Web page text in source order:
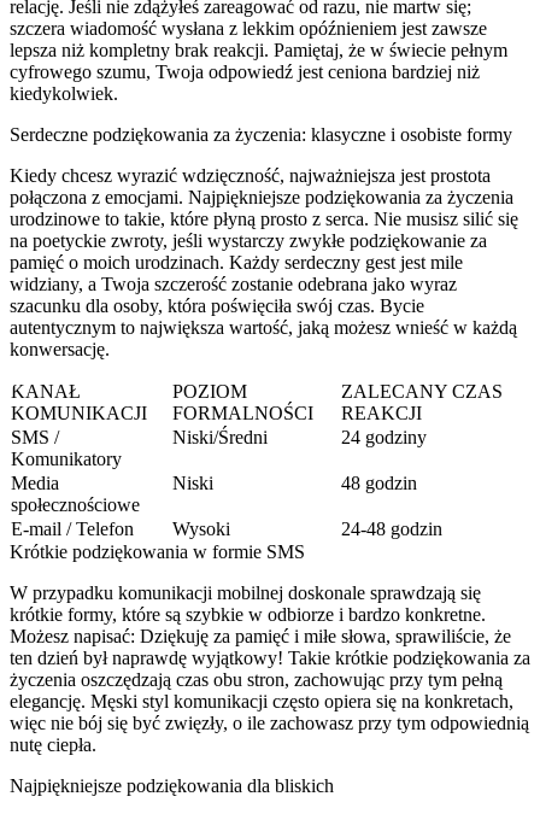
relację. Jeśli nie zdążyłeś zareagować od razu, nie martw się;
szczera wiadomość wysłana z lekkim opóźnieniem jest zawsze
lepsza niż kompletny brak reakcji. Pamiętaj, że w świecie pełnym
cyfrowego szumu, Twoja odpowiedź jest ceniona bardziej niż
kiedykolwiek.
Serdeczne podziękowania za życzenia: klasyczne i osobiste formy
Kiedy chcesz wyrazić wdzięczność, najważniejsza jest prostota
połączona z emocjami. Najpiękniejsze podziękowania za życzenia
urodzinowe to takie, które płyną prosto z serca. Nie musisz silić się
na poetyckie zwroty, jeśli wystarczy zwykłe podziękowanie za
pamięć o moich urodzinach. Każdy serdeczny gest jest mile
widziany, a Twoja szczerość zostanie odebrana jako wyraz
szacunku dla osoby, która poświęciła swój czas. Bycie
autentycznym to największa wartość, jaką możesz wnieść w każdą
konwersację.
KANAŁ
KOMUNIKACJI
POZIOM
FORMALNOŚCI
ZALECANY CZAS
REAKCJI
SMS /
Komunikatory
Niski/Średni 24 godziny
Media
społecznościowe
Niski 48 godzin
E-mail / Telefon Wysoki
24-48 godzin
Krótkie podziękowania w formie SMS
W przypadku komunikacji mobilnej doskonale sprawdzają się
krótkie formy, które są szybkie w odbiorze i bardzo konkretne.
Możesz napisać: Dziękuję za pamięć i miłe słowa, sprawiliście, że
ten dzień był naprawdę wyjątkowy! Takie krótkie podziękowania za
życzenia oszczędzają czas obu stron, zachowując przy tym pełną
elegancję. Męski styl komunikacji często opiera się na konkretach,
więc nie bój się być zwięzły, o ile zachowasz przy tym odpowiednią
nutę ciepła.
Najpiękniejsze podziękowania dla bliskich